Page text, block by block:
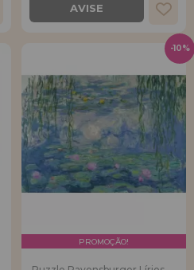
AVISE
PROMOÇÃO!
-10%